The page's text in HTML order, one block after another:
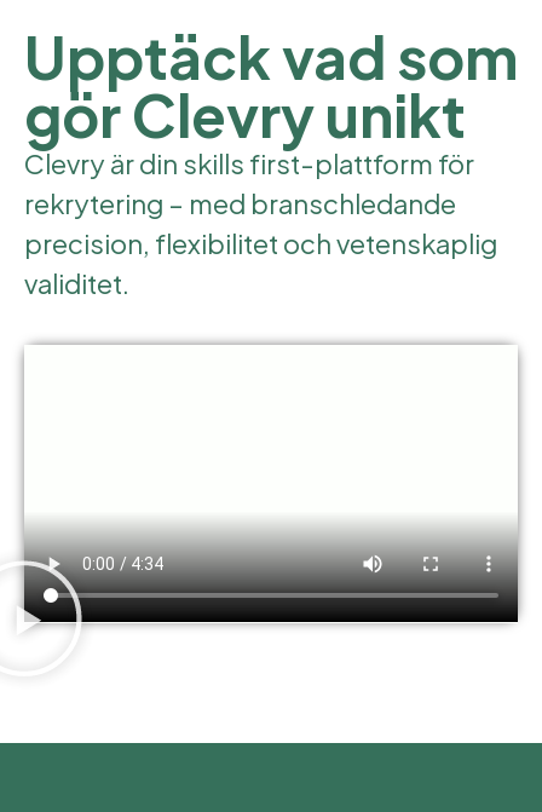
Upptäck vad som
gör Clevry unikt
Clevry är din skills first-plattform för
rekrytering – med branschledande
precision, flexibilitet och vetenskaplig
validitet.